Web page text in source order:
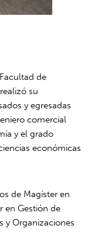
de
su
y egresadas
comercial
y el grado
económicas
de Magíster en
en Gestión de
y Organizaciones